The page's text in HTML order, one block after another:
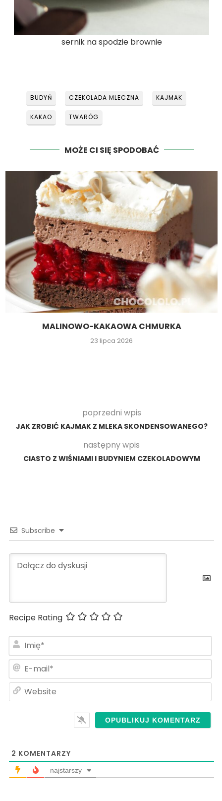
sernik na spodzie brownie
BUDYŃ CZEKOLADA MLECZNA KAJMAK
KAKAO TWARÓG
MOŻE CI SIĘ SPODOBAĆ
MALINOWO-KAKAOWA CHMURKA
23 lipca 2026
poprzedni wpis
JAK ZROBIĆ KAJMAK Z MLEKA SKONDENSOWANEGO?
następny wpis
CIASTO Z WIŚNIAMI I BUDYNIEM CZEKOLADOWYM
Subscribe
Recipe Rating
2 KOMENTARZY
najstarszy